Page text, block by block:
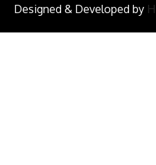
Designed & Developed by